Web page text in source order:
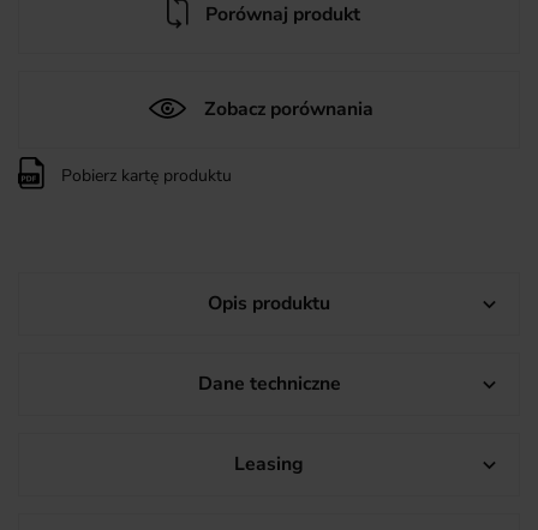
Porównaj produkt
Zobacz porównania
Pobierz kartę produktu
Opis produktu 
Dane techniczne 
Leasing 